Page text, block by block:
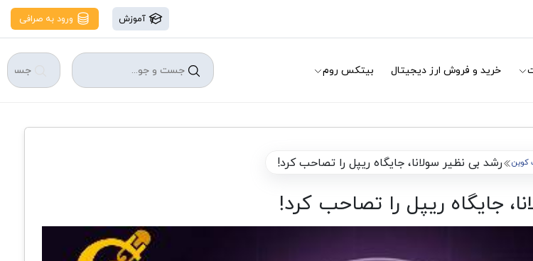
آموزش ورود به صرافی
خرید و فروش ارز دیجیتال بیتکس روم
کوین رشد بی نظیر سولانا، جایگاه ریپل را تصاحب کرد!
جایگاه ریپل را تصاحب کرد!